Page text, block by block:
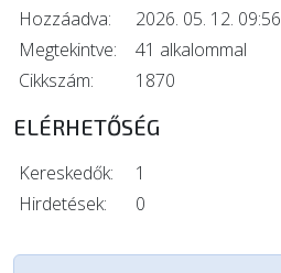
Hozzáadva:
2026. 05. 12. 09:56
Megtekintve:
41 alkalommal
Cikkszám:
1870
ELÉRHETŐSÉG
Kereskedők:
1
Hirdetések:
0